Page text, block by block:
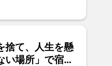
捨て、人生を懸
い場所」で宿を